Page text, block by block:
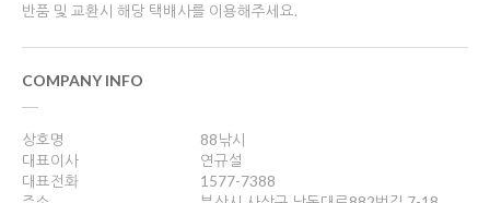
반품 및 교환시 해당 택배사를 이용해주세요.
COMPANY INFO
상호명
88낚시
대표이사
연규설
대표전화
1577-7388